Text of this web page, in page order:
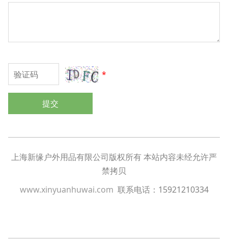
*
提交
上海新缘户外用品有限公司版权所有 本站内容未经允许严
禁拷贝
www.xinyuanhuwai.com 联系电话：15921210334